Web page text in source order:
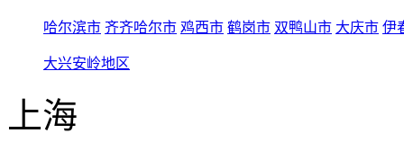
哈尔滨市 齐齐哈尔市 鸡西市 鹤岗市 双鸭山市 大庆市 伊
大兴安岭地区
上海